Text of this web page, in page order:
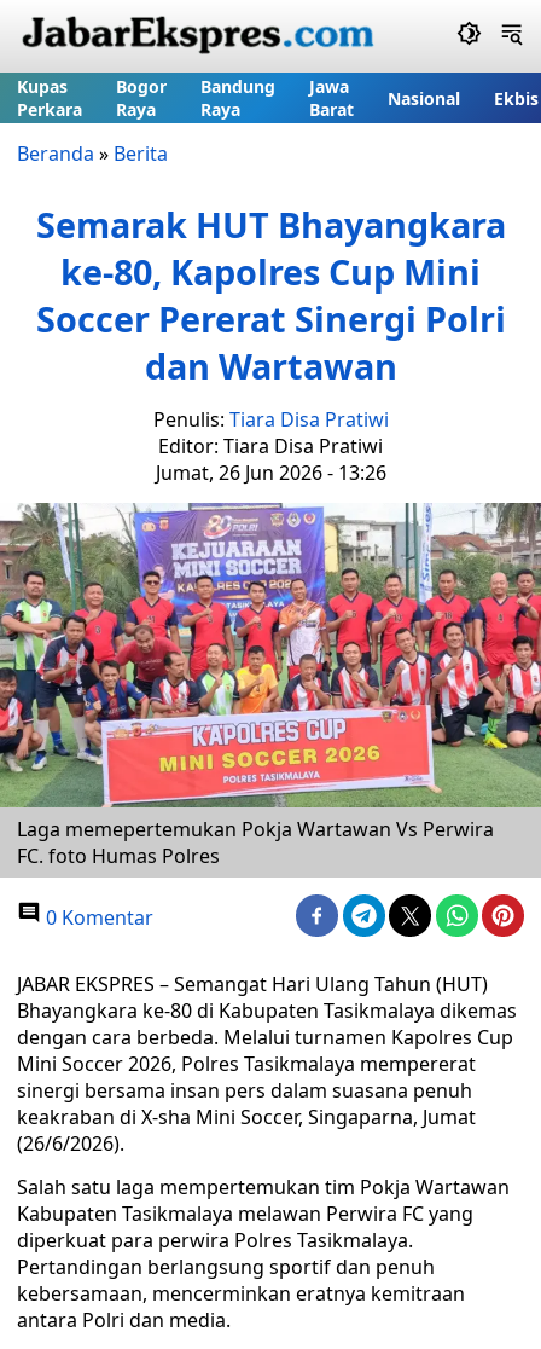
Kupas
Perkara
Bogor
Raya
Bandung
Raya
Jawa
Barat
Nasional Ekbis
Beranda » Berita
Semarak HUT Bhayangkara
ke-80, Kapolres Cup Mini
Soccer Pererat Sinergi Polri
dan Wartawan
Penulis: Tiara Disa Pratiwi
Editor: Tiara Disa Pratiwi
Jumat, 26 Jun 2026 - 13:26
Laga memepertemukan Pokja Wartawan Vs Perwira
FC. foto Humas Polres
0 Komentar
JABAR EKSPRES – Semangat Hari Ulang Tahun (HUT)
Bhayangkara ke-80 di Kabupaten Tasikmalaya dikemas
dengan cara berbeda. Melalui turnamen Kapolres Cup
Mini Soccer 2026, Polres Tasikmalaya mempererat
sinergi bersama insan pers dalam suasana penuh
keakraban di X-sha Mini Soccer, Singaparna, Jumat
(26/6/2026).
Salah satu laga mempertemukan tim Pokja Wartawan
Kabupaten Tasikmalaya melawan Perwira FC yang
diperkuat para perwira Polres Tasikmalaya.
Pertandingan berlangsung sportif dan penuh
kebersamaan, mencerminkan eratnya kemitraan
antara Polri dan media.